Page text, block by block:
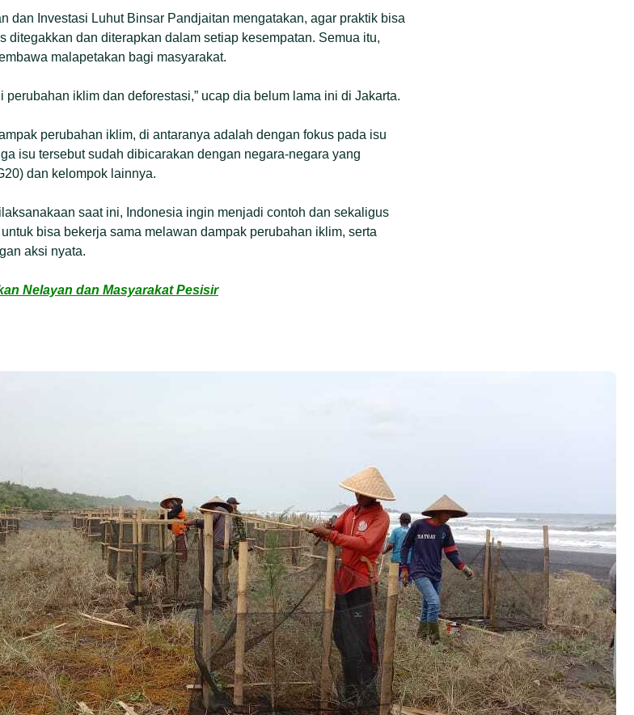
dan Investasi Luhut Binsar Pandjaitan mengatakan, agar praktik bisa
ditegakkan dan diterapkan dalam setiap kesempatan. Semua itu,
malapetakan bagi masyarakat.
perubahan iklim dan deforestasi,” ucap dia belum lama ini di Jakarta.
perubahan iklim, di antaranya adalah dengan fokus pada isu
isu tersebut sudah dibicarakan dengan negara-negara yang
dan kelompok lainnya.
saat ini, Indonesia ingin menjadi contoh dan sekaligus
bisa bekerja sama melawan dampak perubahan iklim, serta
aksi nyata.
Nelayan dan Masyarakat Pesisir